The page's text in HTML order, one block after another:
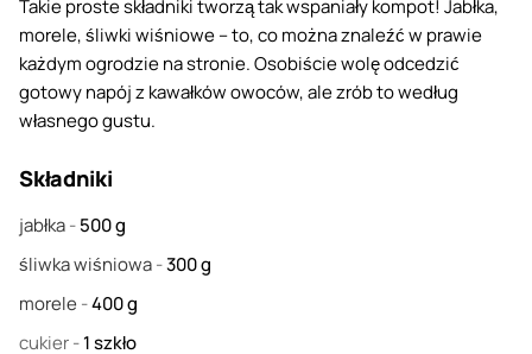
Takie proste składniki tworzą tak wspaniały kompot! Jabłka,
morele, śliwki wiśniowe – to, co można znaleźć w prawie
każdym ogrodzie na stronie. Osobiście wolę odcedzić
gotowy napój z kawałków owoców, ale zrób to według
własnego gustu.
Składniki
jabłka-500g
śliwka wiśniowa-300g
morele -400g
cukier-1szkło